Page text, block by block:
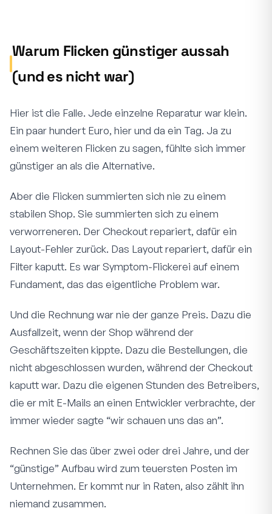
Warum Flicken günstiger aussah
(und es nicht war)
Hier ist die Falle. Jede einzelne Reparatur war klein.
Ein paar hundert Euro, hier und da ein Tag. Ja zu
einem weiteren Flicken zu sagen, fühlte sich immer
günstiger an als die Alternative.
Aber die Flicken summierten sich nie zu einem
stabilen Shop. Sie summierten sich zu einem
verworreneren. Der Checkout repariert, dafür ein
Layout-Fehler zurück. Das Layout repariert, dafür ein
Filter kaputt. Es war Symptom-Flickerei auf einem
Fundament, das das eigentliche Problem war.
Und die Rechnung war nie der ganze Preis. Dazu die
Ausfallzeit, wenn der Shop während der
Geschäftszeiten kippte. Dazu die Bestellungen, die
nicht abgeschlossen wurden, während der Checkout
kaputt war. Dazu die eigenen Stunden des Betreibers,
die er mit E-Mails an einen Entwickler verbrachte, der
immer wieder sagte “wir schauen uns das an”.
Rechnen Sie das über zwei oder drei Jahre, und der
“günstige” Aufbau wird zum teuersten Posten im
Unternehmen. Er kommt nur in Raten, also zählt ihn
niemand zusammen.